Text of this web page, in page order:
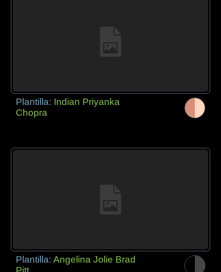
Plantilla: Indian Priyanka
Chopra
Plantilla:Angelina Jolie Brad